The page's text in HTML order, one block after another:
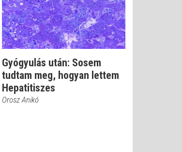
Gyógyulás után: Sosem
tudtam meg, hogyan lettem
Hepatitiszes
Orosz Anikó